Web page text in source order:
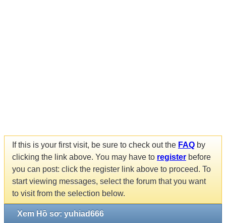
If this is your first visit, be sure to check out the FAQ by
clicking the link above. You may have to register before
you can post: click the register link above to proceed. To
start viewing messages, select the forum that you want
to visit from the selection below.
Xem Hồ sơ: yuhiad666